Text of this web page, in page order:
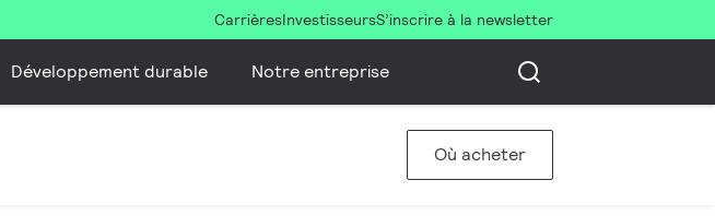
CarrièresInvestisseursS’inscrire à la newsletter
Développement durable Notre entreprise
Où acheter